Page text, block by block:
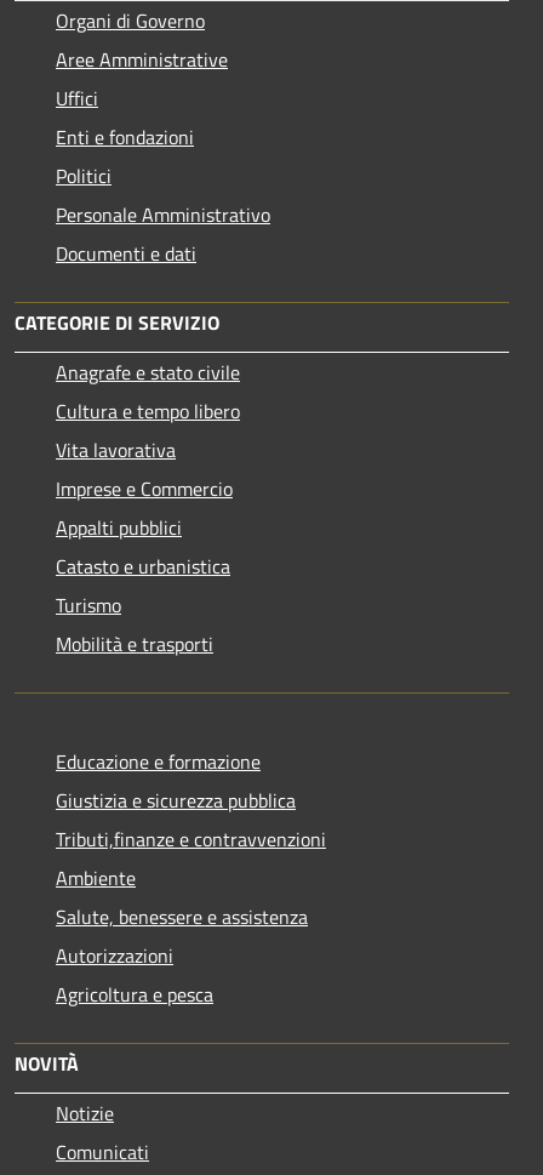
Organi di Governo
Aree Amministrative
Uffici
Enti e fondazioni
Politici
Personale Amministrativo
Documenti e dati
CATEGORIE DI SERVIZIO
Anagrafe e stato civile
Cultura e tempo libero
Vita lavorativa
Imprese e Commercio
Appalti pubblici
Catasto e urbanistica
Turismo
Mobilità e trasporti
Educazione e formazione
Giustizia e sicurezza pubblica
Tributi,finanze e contravvenzioni
Ambiente
Salute, benessere e assistenza
Autorizzazioni
Agricoltura e pesca
NOVITÀ
Notizie
Comunicati